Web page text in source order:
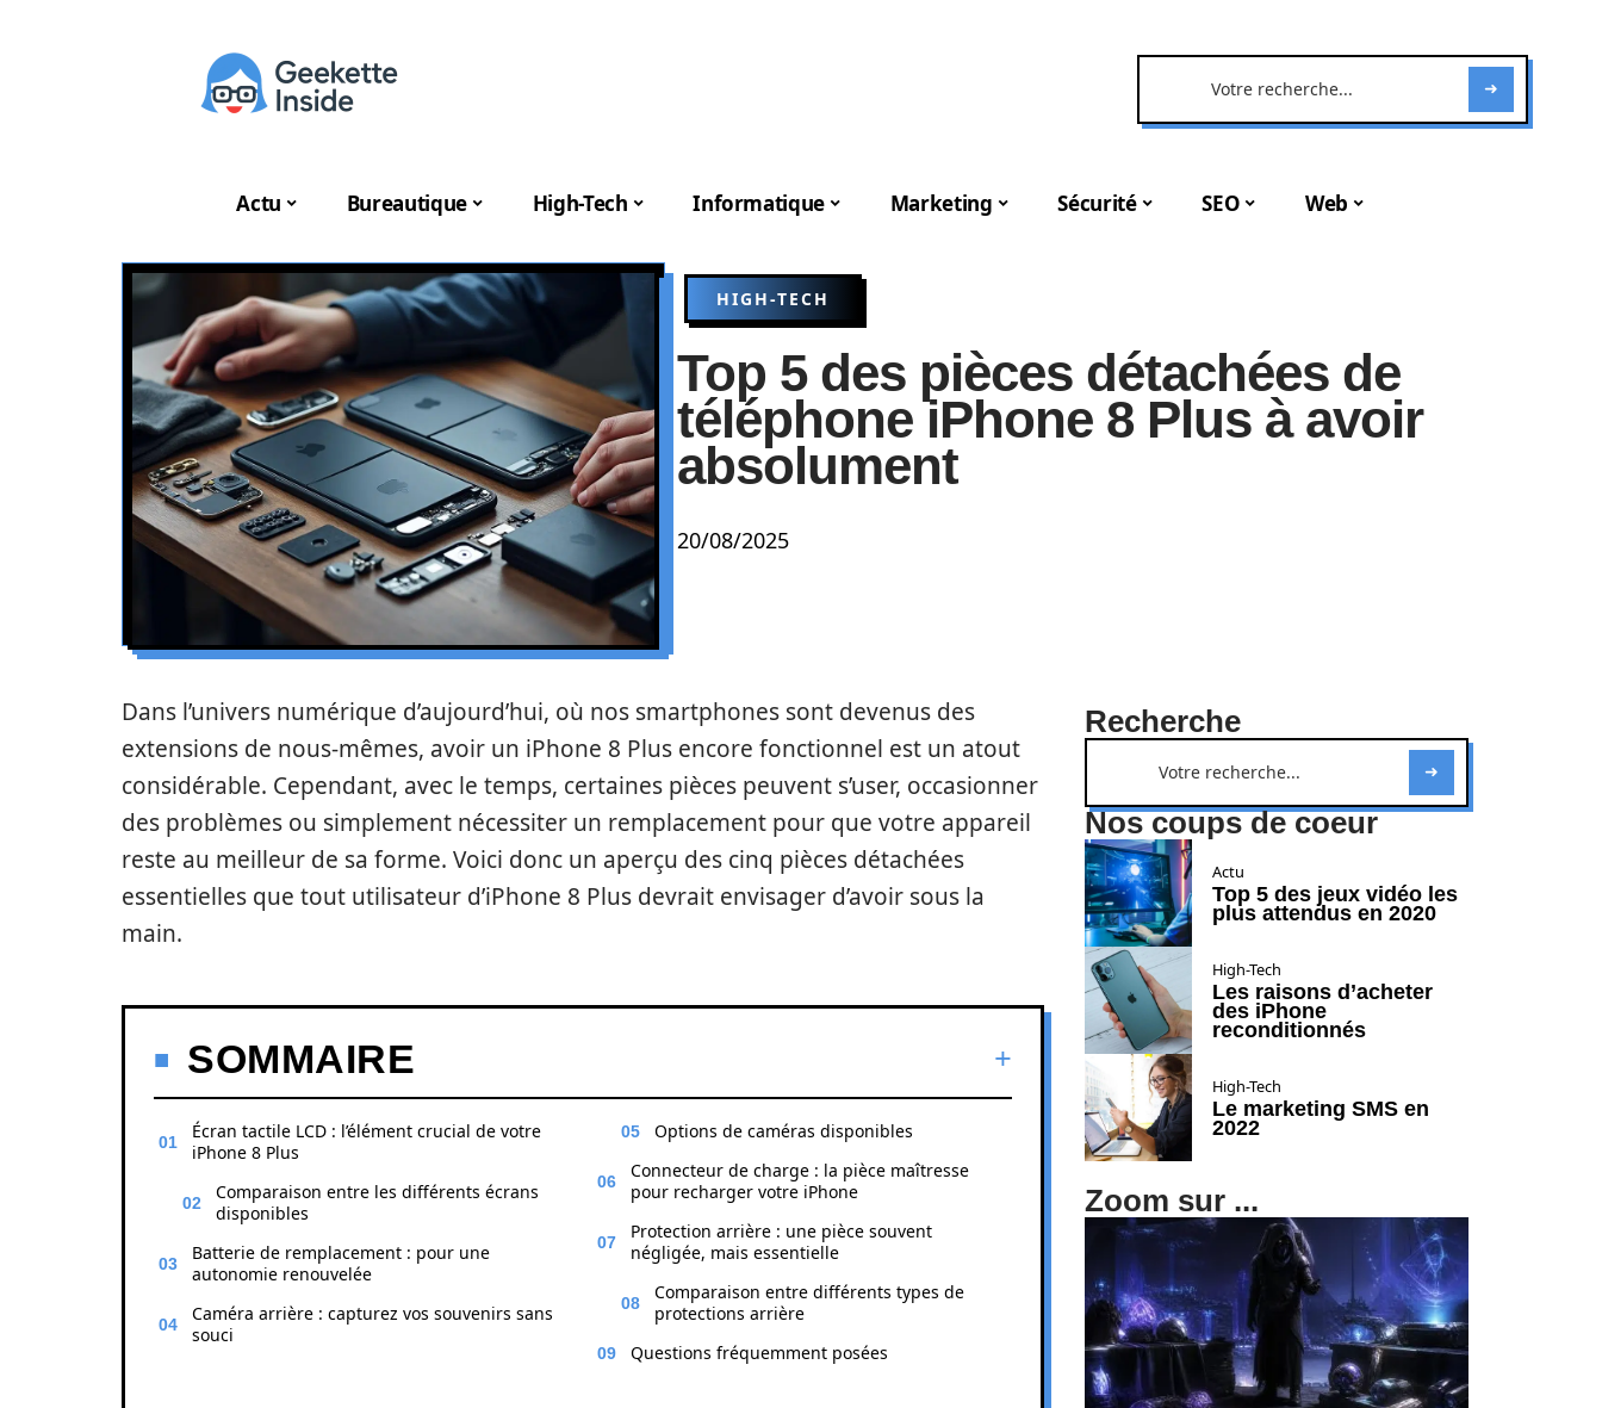
Actu Bureautique High-Tech Informatique Marketing Sécurité SEO Web
HIGH-TECH
Top 5 des pièces détachées de
téléphone iPhone 8 Plus à avoir
absolument
20/08/2025
Dans l’univers numérique d’aujourd’hui, où nos smartphones sont devenus des
extensions de nous-mêmes, avoir un iPhone 8 Plus encore fonctionnel est un atout
considérable. Cependant, avec le temps, certaines pièces peuvent s’user, occasionner
des problèmes ou simplement nécessiter un remplacement pour que votre appareil
reste au meilleur de sa forme. Voici donc un aperçu des cinq pièces détachées
essentielles que tout utilisateur d’iPhone 8 Plus devrait envisager d’avoir sous la
main.
SOMMAIRE
Écran tactile LCD : l’élément crucial de votre
iPhone 8 Plus
Comparaison entre les différents écrans
disponibles
Batterie de remplacement : pour une
autonomie renouvelée
Caméra arrière : capturez vos souvenirs sans
souci
Options de caméras disponibles
Connecteur de charge : la pièce maîtresse
pour recharger votre iPhone
Protection arrière : une pièce souvent
négligée, mais essentielle
Comparaison entre différents types de
protections arrière
Questions fréquemment posées
Recherche
Nos coups de coeur
Actu
Top 5 des jeux vidéo les
plus attendus en 2020
High-Tech
Les raisons d’acheter
des iPhone
reconditionnés
High-Tech
Le marketing SMS en
2022
Zoom sur ...